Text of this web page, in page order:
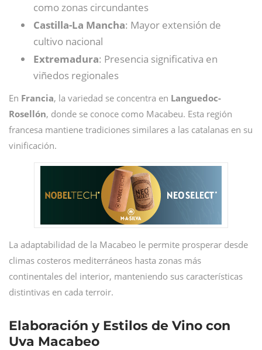
como zonas circundantes
Castilla-La Mancha: Mayor extensión de
cultivo nacional
Extremadura: Presencia significativa en
viñedos regionales
En Francia, la variedad se concentra en Languedoc-
Rosellón, donde se conoce como Macabeu. Esta región
francesa mantiene tradiciones similares a las catalanas en su
vinificación.
La adaptabilidad de la Macabeo le permite prosperar desde
climas costeros mediterráneos hasta zonas más
continentales del interior, manteniendo sus características
distintivas en cada terroir.
Elaboración y Estilos de Vino con
Uva Macabeo